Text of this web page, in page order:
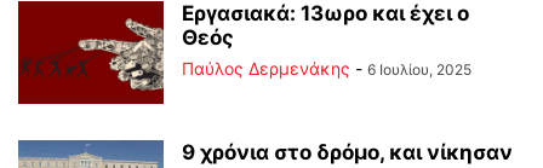
Εργασιακά: 13ωρο και έχει ο
Θεός
Παύλος Δερμενάκης - 6 Ιουλίου, 2025
9 χρόνια στο δρόμο, και νίκησαν